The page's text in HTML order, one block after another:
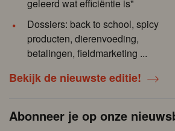
geleerd wat efficiëntie is"
Dossiers: back to school, spicy
producten, dierenvoeding,
betalingen, fieldmarketing ...
Bekijk de nieuwste editie!
Abonneer je op onze